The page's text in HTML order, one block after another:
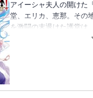
アイーシャ夫人の開けた
堂、エリカ、恵那。その
を激闘の末退けた護堂は
めるため再び戦いに赴く